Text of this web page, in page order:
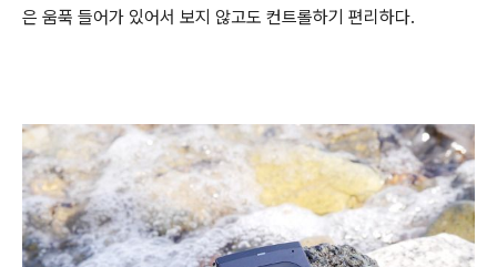
은 움푹 들어가 있어서 보지 않고도 컨트롤하기 편리하다.